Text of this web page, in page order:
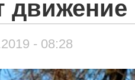
движение
- 08:28